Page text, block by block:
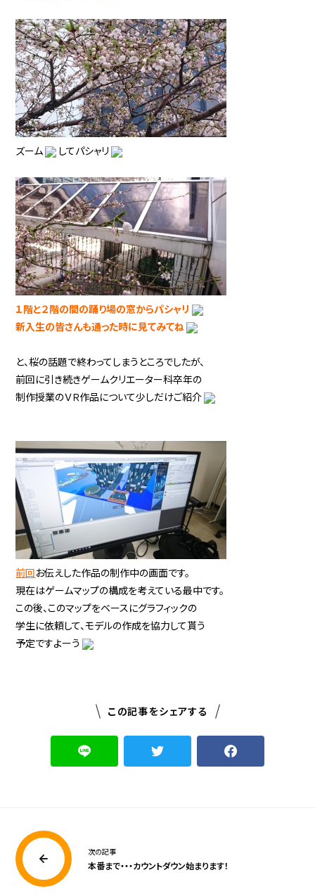
ズーム してパシャリ
１階と２階の間の踊り場の窓からパシャリ
新入生の皆さんも通った時に見てみてね
と、桜の話題で終わってしまうところでしたが、
前回に引き続きゲームクリエーター科卒年の
制作授業のＶＲ作品について少しだけご紹介
前回お伝えした作品の制作中の画面です。
現在はゲームマップの構成を考えている最中です。
この後、このマップをベースにグラフィックの
学生に依頼して、モデルの作成を協力して貰う
予定ですよーう
この記事をシェアする
次の記事
本番まで・・・カウントダウン始まります！